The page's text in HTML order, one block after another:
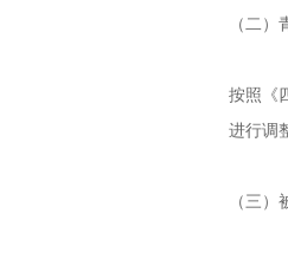
（二
按照《
进行调
（三